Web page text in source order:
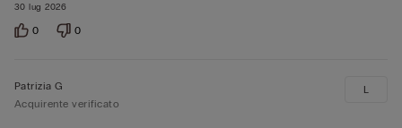
30 lug 2026
0 0
Patrizia G
Acquirente verificato
L